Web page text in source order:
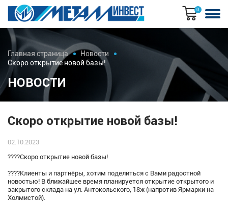
0
Главная страница
Новости
Скоро открытие новой базы!
НОВОСТИ
Скоро открытие новой базы!
02.10.2023
????Скоро открытие новой базы!
????Клиенты и партнёры, хотим поделиться с Вами радостной
новостью! В ближайшее время планируется открытие открытого и
закрытого склада на ул. Антокольского, 18ж (напротив Ярмарки на
Холмистой).